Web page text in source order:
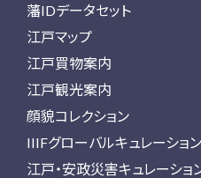
藩IDデータセット
江戸マップ
江戸買物案内
江戸観光案内
顔貌コレクション
IIIFグローバルキュレーション
江戸・安政災害キュレーショ